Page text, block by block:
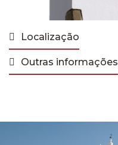
Localização
Outras informações